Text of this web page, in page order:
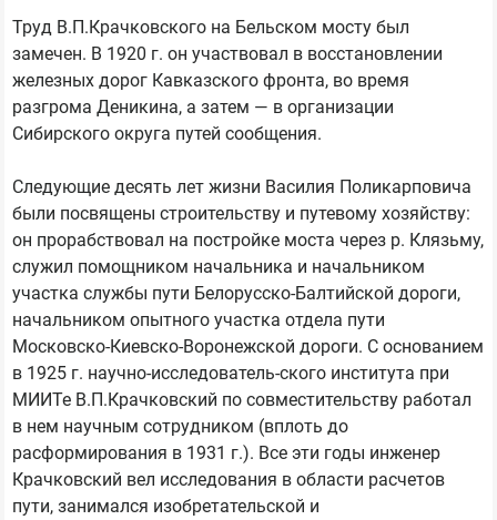
Труд В.П.Крачковского на Бельском мосту был
замечен. В 1920 г. он участвовал в восстановлении
железных дорог Кавказского фронта, во время
разгрома Деникина, а затем — в организации
Сибирского округа путей сообщения.
Следующие десять лет жизни Василия Поликарповича
были посвящены строительству и путевому хозяйству:
он прорабствовал на постройке моста через р. Клязьму,
служил помощником начальника и начальником
участка службы пути Белорусско-Балтийской дороги,
начальником опытного участка отдела пути
Московско-Киевско-Воронежской дороги. С основанием
в 1925 г. научно-исследователь-ского института при
МИИТе В.П.Крачковский по совместительству работал
в нем научным сотрудником (вплоть до
расформирования в 1931 г.). Все эти годы инженер
Крачковский вел исследования в области расчетов
пути, занимался изобретательской и